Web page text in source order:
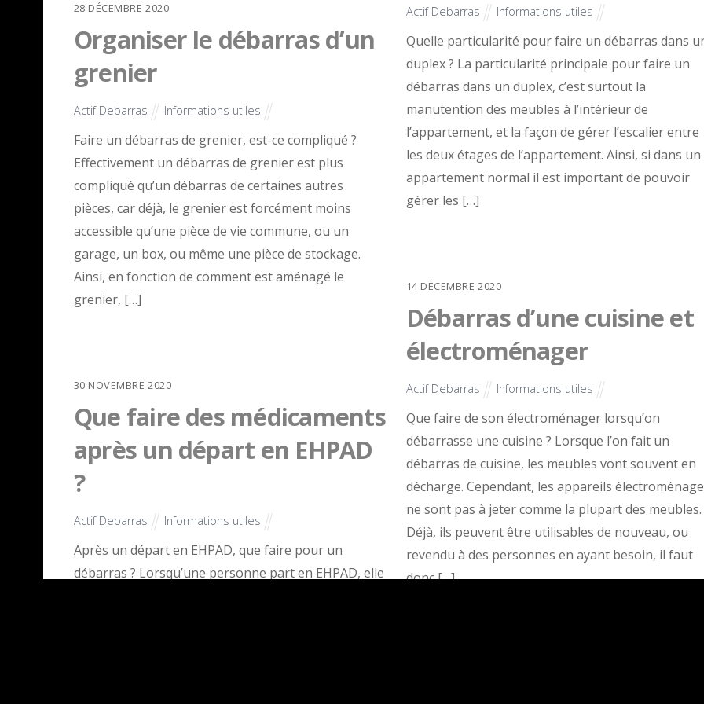
Actif Debarras Informations utiles
Quelle particularité pour faire un débarras dans
duplex ? La particularité principale pour faire un
débarras dans un duplex, c’est surtout la
manutention des meubles à l’intérieur de
l’appartement, et la façon de gérer l’escalier entre
les deux étages de l’appartement. Ainsi, si dans un
appartement normal il est important de pouvoir
gérer les […]
28 DÉCEMBRE 2020
Organiser le débarras d’un
grenier
Actif Debarras Informations utiles
Faire un débarras de grenier, est-ce compliqué ?
Effectivement un débarras de grenier est plus
compliqué qu’un débarras de certaines autres
pièces, car déjà, le grenier est forcément moins
accessible qu’une pièce de vie commune, ou un
garage, un box, ou même une pièce de stockage.
Ainsi, en fonction de comment est aménagé le
grenier, […]
14 DÉCEMBRE 2020
Débarras d’une cuisine et
électroménager
Actif Debarras Informations utiles
Que faire de son électroménager lorsqu’on
débarrasse une cuisine ? Lorsque l’on fait un
débarras de cuisine, les meubles vont souvent en
décharge. Cependant, les appareils
ne sont pas à jeter comme la plupart des meubles.
Déjà, ils peuvent être utilisables de nouveau, ou
revendu à des personnes en ayant besoin, il faut
donc […]
30 NOVEMBRE 2020
Que faire des médicaments
après un départ en EHPAD
?
Actif Debarras Informations utiles
Après un départ en EHPAD, que faire pour un
débarras ? Lorsqu’une personne part en EHPAD, elle